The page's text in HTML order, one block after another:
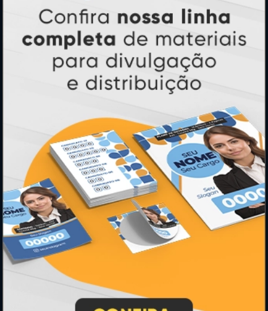
8:30h às 12h e 13h às 17:00h (dias úteis).
Telefones:
(41) 4063-6060
(11) 3090-0035
Mensagens:
Horário: 8:30h às 12h e 13h às 17:00h (dias
PRODUTOS
Adesivos
Pastas
Ímãs
Cartão de Visita
Folder, Flyer e Panfleto
Banners e Lonas
Calendários 2027